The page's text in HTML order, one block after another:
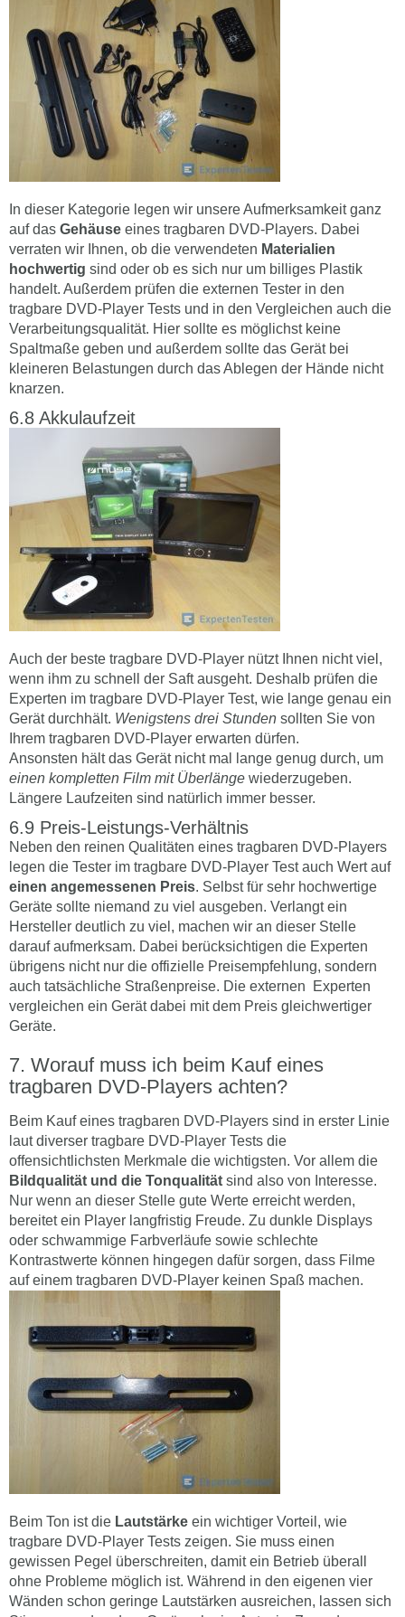
In dieser Kategorie legen wir unsere Aufmerksamkeit ganz
auf das Gehäuse eines tragbaren DVD-Players. Dabei
verraten wir Ihnen, ob die verwendeten Materialien
hochwertig sind oder ob es sich nur um billiges Plastik
handelt. Außerdem prüfen die externen Tester in den
tragbare DVD-Player Tests und in den Vergleichen auch die
Verarbeitungsqualität. Hier sollte es möglichst keine
Spaltmaße geben und außerdem sollte das Gerät bei
kleineren Belastungen durch das Ablegen der Hände nicht
knarzen.
Akkulaufzeit
Auch der beste tragbare DVD-Player nützt Ihnen nicht viel,
wenn ihm zu schnell der Saft ausgeht. Deshalb prüfen die
Experten im tragbare DVD-Player Test, wie lange genau ein
Gerät durchhält. Wenigstens drei Stunden sollten Sie von
Ihrem tragbaren DVD-Player erwarten dürfen.
Ansonsten hält das Gerät nicht mal lange genug durch, um
einen kompletten Film mit Überlänge wiederzugeben.
Längere Laufzeiten sind natürlich immer besser.
Preis-Leistungs-Verhältnis
Neben den reinen Qualitäten eines tragbaren DVD-Players
legen die Tester im tragbare DVD-Player Test auch Wert auf
einen angemessenen Preis. Selbst für sehr hochwertige
Geräte sollte niemand zu viel ausgeben. Verlangt ein
Hersteller deutlich zu viel, machen wir an dieser Stelle
darauf aufmerksam. Dabei berücksichtigen die Experten
übrigens nicht nur die offizielle Preisempfehlung, sondern
auch tatsächliche Straßenpreise. Die externen Experten
vergleichen ein Gerät dabei mit dem Preis gleichwertiger
Geräte.
Worauf muss ich beim Kauf eines
tragbaren DVD-Players achten?
Beim Kauf eines tragbaren DVD-Players sind in erster Linie
laut diverser tragbare DVD-Player Tests die
offensichtlichsten Merkmale die wichtigsten. Vor allem die
Bildqualität und die Tonqualität sind also von Interesse.
Nur wenn an dieser Stelle gute Werte erreicht werden,
bereitet ein Player langfristig Freude. Zu dunkle Displays
oder schwammige Farbverläufe sowie schlechte
Kontrastwerte können hingegen dafür sorgen, dass Filme
auf einem tragbaren DVD-Player keinen Spaß machen.
Beim Ton ist die Lautstärke ein wichtiger Vorteil, wie
tragbare DVD-Player Tests zeigen. Sie muss einen
gewissen Pegel überschreiten, damit ein Betrieb überall
ohne Probleme möglich ist. Während in den eigenen vier
Wänden schon geringe Lautstärken ausreichen, lassen sich